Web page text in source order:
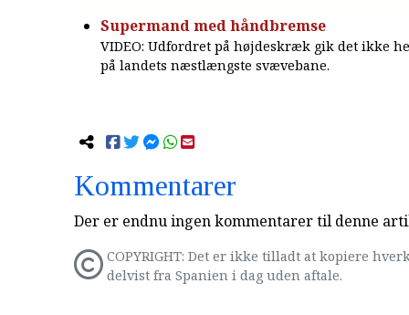
Supermand med håndbremse
VIDEO: Udfordret på højdeskræk gik det ikke
på landets næstlængste svævebane.
Kommentarer
Der er endnu ingen kommentarer til denne
COPYRIGHT: Det er ikke tilladt at kopiere
delvist fra Spanien i dag uden aftale.